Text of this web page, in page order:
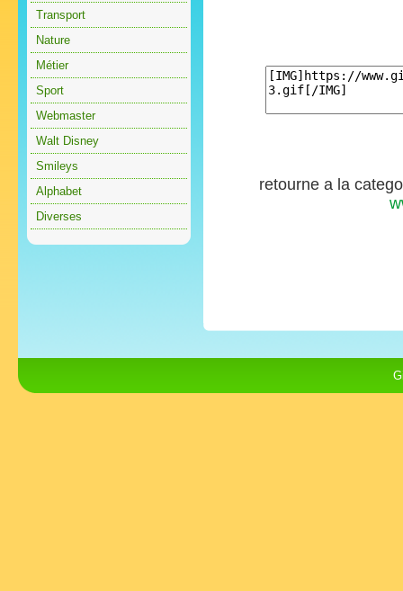
Transport
Nature
Métier
Sport
Webmaster
Walt Disney
Smileys
Alphabet
Diverses
retourne a la